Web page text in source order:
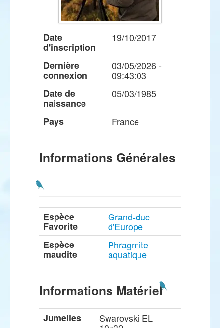
Date
d'inscription
19/10/2017
Dernière
connexion
03/05/2026 -
09:43:03
Date de
naissance
05/03/1985
Pays France
Informations Générales
Espèce
Favorite
Grand-duc
d'Europe
Espèce
maudite
Phragmite
aquatique
Informations Matériel
Jumelles Swarovski EL